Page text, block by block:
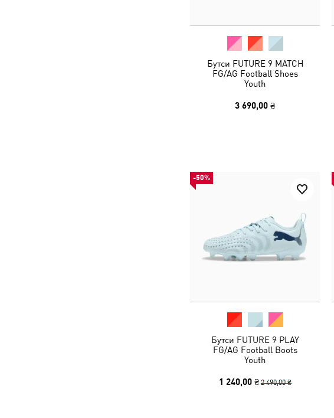
Бутси FUTURE 9 MATCH
FG/AG Football Shoes
Youth
3 690,00 ₴
-50%
Бутси FUTURE 9 PLAY
FG/AG Football Boots
Youth
1 240,00 ₴ 2 490,00 ₴